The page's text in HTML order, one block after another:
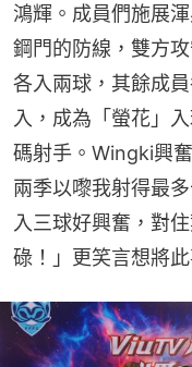
鴻輝。成員們施展
鋼門的防線，雙方
各入兩球，其餘成
入，成為「螢花」
碼射手。Wingki興
兩季以嚟我射得最
入三球好興奮，對
碌！」更笑言想將此